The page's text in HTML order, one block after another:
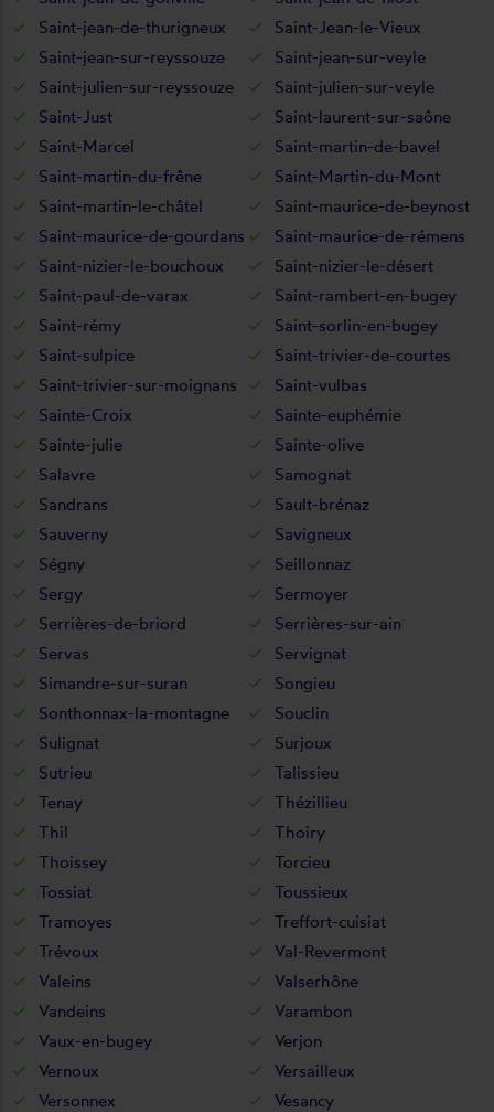
Saint-jean-de-thurigneux
Saint-Jean-le-Vieux
Saint-jean-sur-reyssouze
Saint-jean-sur-veyle
Saint-julien-sur-reyssouze
Saint-julien-sur-veyle
Saint-Just
Saint-laurent-sur-saône
Saint-Marcel
Saint-martin-de-bavel
Saint-martin-du-frêne
Saint-Martin-du-Mont
Saint-martin-le-châtel
Saint-maurice-de-beynost
Saint-maurice-de-gourdans
Saint-maurice-de-rémens
Saint-nizier-le-bouchoux
Saint-nizier-le-désert
Saint-paul-de-varax
Saint-rambert-en-bugey
Saint-rémy
Saint-sorlin-en-bugey
Saint-sulpice
Saint-trivier-de-courtes
Saint-trivier-sur-moignans
Saint-vulbas
Sainte-Croix
Sainte-euphémie
Sainte-julie
Sainte-olive
Salavre
Samognat
Sandrans
Sault-brénaz
Sauverny
Savigneux
Ségny
Seillonnaz
Sergy
Sermoyer
Serrières-de-briord
Serrières-sur-ain
Servas
Servignat
Simandre-sur-suran
Songieu
Sonthonnax-la-montagne
Souclin
Sulignat
Surjoux
Sutrieu
Talissieu
Tenay
Thézillieu
Thil
Thoiry
Thoissey
Torcieu
Tossiat
Toussieux
Tramoyes
Treffort-cuisiat
Trévoux
Val-Revermont
Valeins
Valserhône
Vandeins
Varambon
Vaux-en-bugey
Verjon
Vernoux
Versailleux
Versonnex
Vesancy